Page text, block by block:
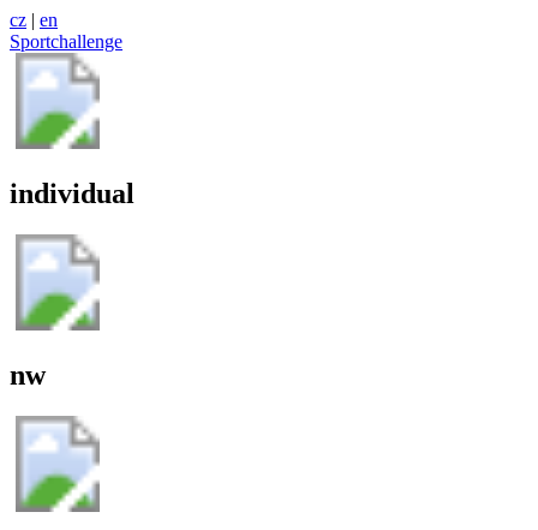
cz | en
Sportchallenge
individual
nw